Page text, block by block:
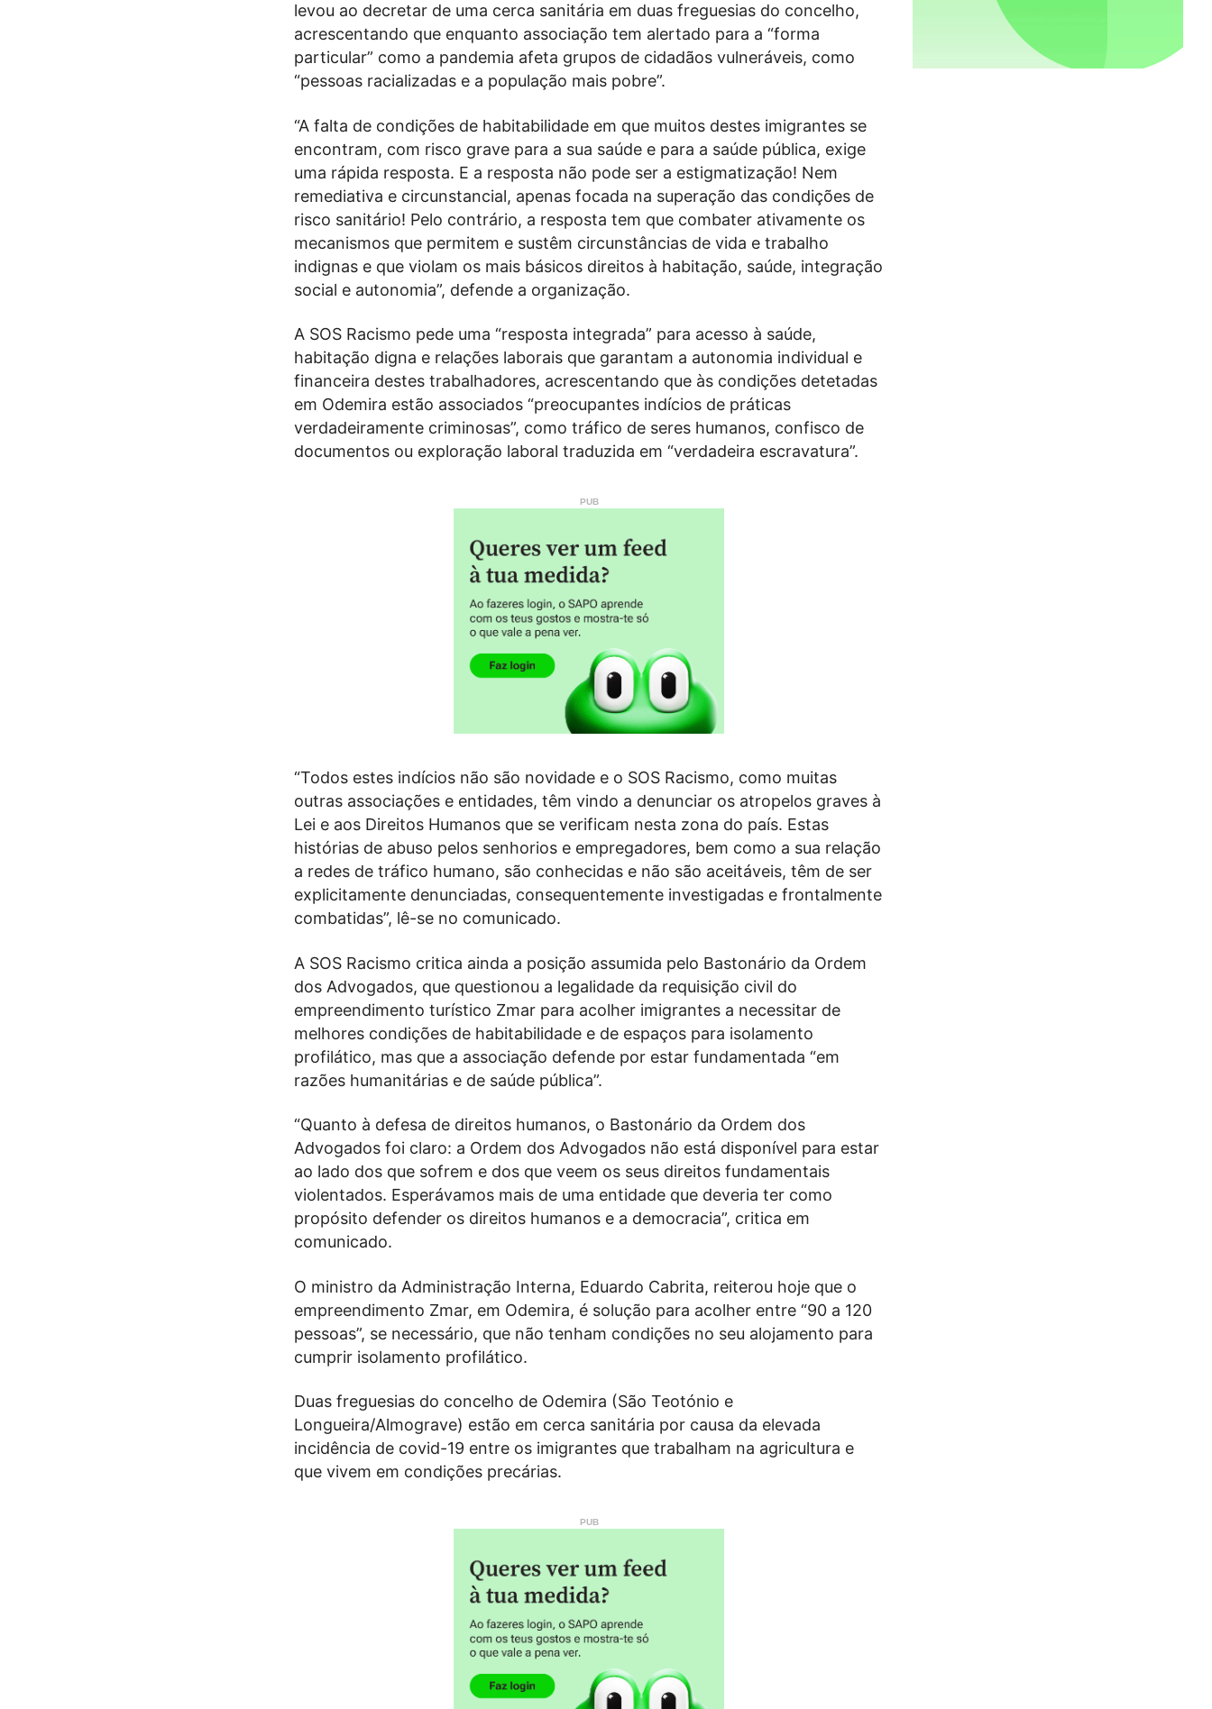
levou ao decretar de uma cerca sanitária em duas freguesias do concelho,
acrescentando que enquanto associação tem alertado para a “forma
particular” como a pandemia afeta grupos de cidadãos vulneráveis, como
“pessoas racializadas e a população mais pobre”.
“A falta de condições de habitabilidade em que muitos destes imigrantes se
encontram, com risco grave para a sua saúde e para a saúde pública, exige
uma rápida resposta. E a resposta não pode ser a estigmatização! Nem
remediativa e circunstancial, apenas focada na superação das condições de
risco sanitário! Pelo contrário, a resposta tem que combater ativamente os
mecanismos que permitem e sustêm circunstâncias de vida e trabalho
indignas e que violam os mais básicos direitos à habitação, saúde, integração
social e autonomia”, defende a organização.
A SOS Racismo pede uma “resposta integrada” para acesso à saúde,
habitação digna e relações laborais que garantam a autonomia individual e
financeira destes trabalhadores, acrescentando que às condições detetadas
em Odemira estão associados “preocupantes indícios de práticas
verdadeiramente criminosas”, como tráfico de seres humanos, confisco de
documentos ou exploração laboral traduzida em “verdadeira escravatura”.
“Todos estes indícios não são novidade e o SOS Racismo, como muitas
outras associações e entidades, têm vindo a denunciar os atropelos graves à
Lei e aos Direitos Humanos que se verificam nesta zona do país. Estas
histórias de abuso pelos senhorios e empregadores, bem como a sua relação
a redes de tráfico humano, são conhecidas e não são aceitáveis, têm de ser
explicitamente denunciadas, consequentemente investigadas e frontalmente
combatidas”, lê-se no comunicado.
A SOS Racismo critica ainda a posição assumida pelo Bastonário da Ordem
dos Advogados, que questionou a legalidade da requisição civil do
empreendimento turístico Zmar para acolher imigrantes a necessitar de
melhores condições de habitabilidade e de espaços para isolamento
profilático, mas que a associação defende por estar fundamentada “em
razões humanitárias e de saúde pública”.
“Quanto à defesa de direitos humanos, o Bastonário da Ordem dos
Advogados foi claro: a Ordem dos Advogados não está disponível para estar
ao lado dos que sofrem e dos que veem os seus direitos fundamentais
violentados. Esperávamos mais de uma entidade que deveria ter como
propósito defender os direitos humanos e a democracia”, critica em
comunicado.
O ministro da Administração Interna, Eduardo Cabrita, reiterou hoje que o
empreendimento Zmar, em Odemira, é solução para acolher entre “90 a 120
pessoas”, se necessário, que não tenham condições no seu alojamento para
cumprir isolamento profilático.
Duas freguesias do concelho de Odemira (São Teotónio e
Longueira/Almograve) estão em cerca sanitária por causa da elevada
incidência de covid-19 entre os imigrantes que trabalham na agricultura e
que vivem em condições precárias.